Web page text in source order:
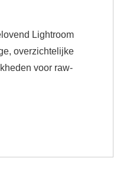
Lightroom
overzichtelijke
voor raw-